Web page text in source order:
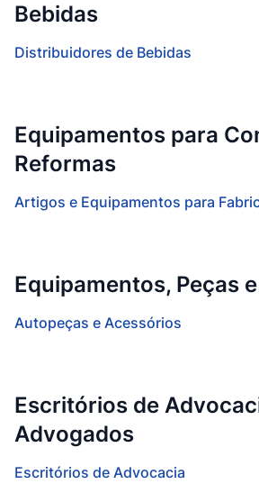
Bebidas
Distribuidores de Bebidas
Equipamentos para
Reformas
Artigos e Equipamentos para
Equipamentos, Peças
Autopeças e Acessórios
Escritórios de
Advogados
Escritórios de Advocacia